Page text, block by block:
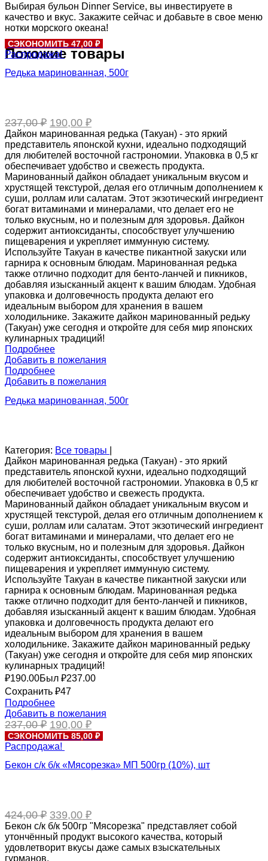
Выбирая бульон Dinner Service, вы инвестируете в
качество и вкус. Закажите сейчас и добавьте в свое меню
нотки морского океана!
Похожие товары
СЭКОНОМИТЬ 47,00 ₽
Распродажа!
Редька маринованная, 500г
237,00₽ Первоначальная
цена
составляла
237,00 ₽.
190,00 ₽Текущая
цена:
190,00 ₽.
Дайкон маринованная редька (Такуан) - это яркий
представитель японской кухни, идеально подходящий
для любителей восточной гастрономии. Упаковка в 0,5 кг
обеспечивает удобство и свежесть продукта.
Маринованный дайкон обладает уникальным вкусом и
хрустящей текстурой, делая его отличным дополнением к
суши, роллам или салатам. Этот экзотический ингредиент
богат витаминами и минералами, что делает его не
только вкусным, но и полезным для здоровья. Дайкон
содержит антиоксиданты, способствует улучшению
пищеварения и укрепляет иммунную систему.
Используйте Такуан в качестве пикантной закуски или
гарнира к основным блюдам. Маринованная редька
также отлично подходит для бенто-ланчей и пикников,
добавляя изысканный акцент к вашим блюдам. Удобная
упаковка и долговечность продукта делают его
идеальным выбором для хранения в вашем
холодильнике. Закажите дайкон маринованный редьку
(Такуан) уже сегодня и откройте для себя мир японских
кулинарных традиций!
Подробнее
Добавить в пожелания
Подробнее
Добавить в пожелания
Редька маринованная, 500г
Категория: Все товары
Дайкон маринованная редька (Такуан) - это яркий
представитель японской кухни, идеально подходящий
для любителей восточной гастрономии. Упаковка в 0,5 кг
обеспечивает удобство и свежесть продукта.
Маринованный дайкон обладает уникальным вкусом и
хрустящей текстурой, делая его отличным дополнением к
суши, роллам или салатам. Этот экзотический ингредиент
богат витаминами и минералами, что делает его не
только вкусным, но и полезным для здоровья. Дайкон
содержит антиоксиданты, способствует улучшению
пищеварения и укрепляет иммунную систему.
Используйте Такуан в качестве пикантной закуски или
гарнира к основным блюдам. Маринованная редька
также отлично подходит для бенто-ланчей и пикников,
добавляя изысканный акцент к вашим блюдам. Удобная
упаковка и долговечность продукта делают его
идеальным выбором для хранения в вашем
холодильнике. Закажите дайкон маринованный редьку
(Такуан) уже сегодня и откройте для себя мир японских
кулинарных традиций!
₽190.00Был ₽237.00
Сохранить ₽47
Подробнее
Добавить в пожелания
237,00₽ Первоначальная
цена
составляла
190,00 ₽Текущая
цена:
СЭКОНОМИТЬ 85,00 ₽
Распродажа!
Бекон с/к б/к «Мясорезка» МП 500гр (10%), шт
424,00₽ Первоначальная
цена
составляла
424,00 ₽.
339,00 ₽Текущая
цена:
339,00 ₽.
Бекон с/к б/к 500гр "Мясорезка" представляет собой
утончённый продукт высокого качества, который
удовлетворит вкусы даже самых взыскательных
гурманов.